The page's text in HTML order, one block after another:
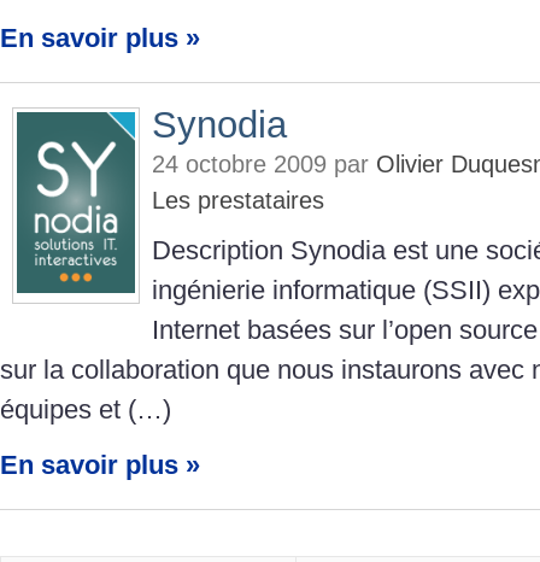
En savoir plus »
Synodia
24 octobre 2009 par Olivier
Les prestataires
Description Synodia est une
ingénierie informatique (SSII)
Internet basées sur l’open
sur la collaboration que nous instaurons avec
équipes et (…)
En savoir plus »